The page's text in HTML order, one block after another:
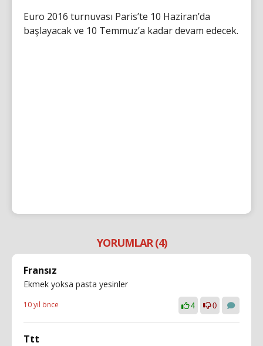
Euro 2016 turnuvası Paris’te 10 Haziran’da
başlayacak ve 10 Temmuz’a kadar devam edecek.
YORUMLAR (4)
Fransız
Ekmek yoksa pasta yesinler
10 yıl önce 4 0
Ttt